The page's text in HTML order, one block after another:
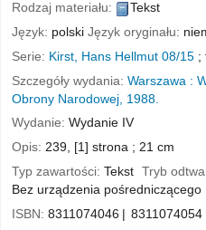
Rodzaj materiału:
Tekst
Język: polski Język oryginału:
Serie: Kirst, Hans Hellmut 08/15 ;
Szczegóły wydania: Warszawa :
Obrony Narodowej, 1988.
Wydanie: Wydanie IV
Opis: 239, [1] strona ; 21 cm
Typ zawartości: Tekst
Tryb
Bez urządzenia pośredniczącego
ISBN: 8311074046
8311074054